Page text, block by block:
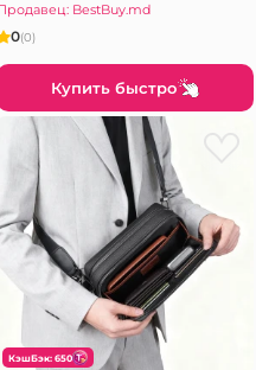
BestBuy.md
0(0)
Купить быстро
КэшБэк: 650